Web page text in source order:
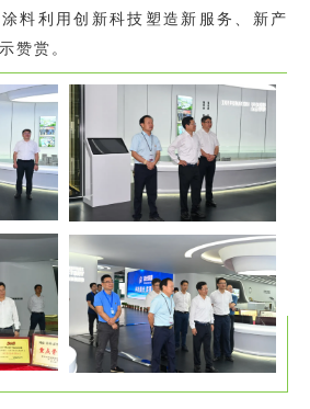
料利用创新科技塑造新服务、新产
赞赏。